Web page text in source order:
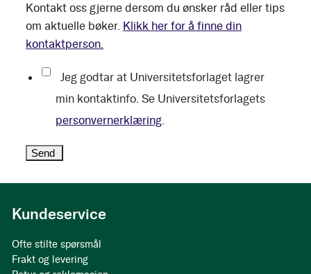
Kontakt oss gjerne dersom du ønsker råd eller tips
om aktuelle bøker. Klikk her for å finne din
kontaktperson.
Jeg godtar at Universitetsforlaget lagrer
min kontaktinfo. Se Universitetsforlagets
personvernerklæring
Kundeservice
Ofte stilte spørsmål
Frakt og levering